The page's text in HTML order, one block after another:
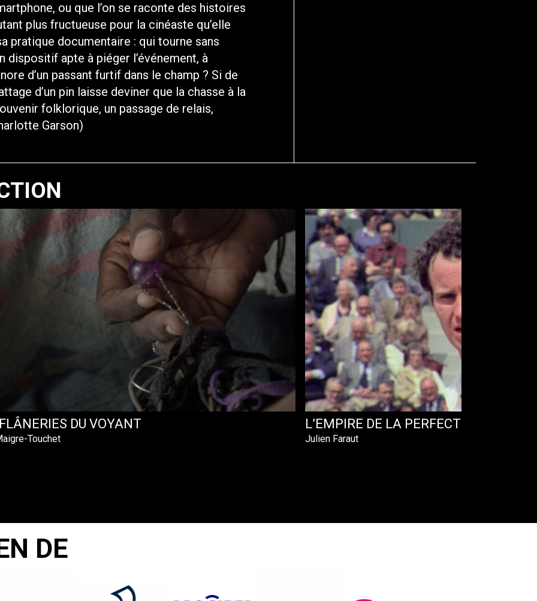
ou que l’on se raconte des histoires
plus fructueuse pour la cinéaste qu’elle
pratique documentaire : qui tourne sans
apte à piéger l’événement, à
d’un passant furtif dans le champ ? Si de
d’un pin laisse deviner que la chasse à la
folklorique, un passage de relais,
Garson)
DU VOYANT
Touchet
L’EMPIRE DE LA PERFECTION
Julien Faraut
DE